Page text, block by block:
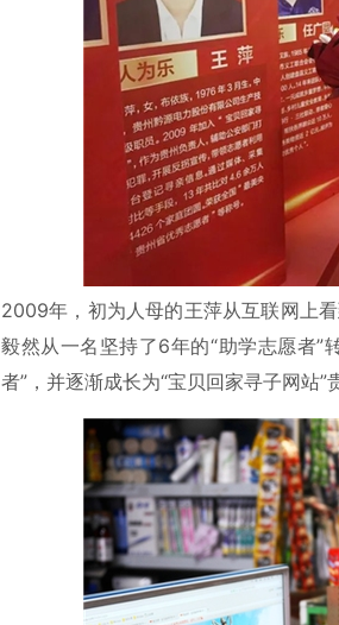
2009年，初为人母的王萍从互联网上
毅然从一名坚持了6年的“助学志愿者”
者”，并逐渐成长为“宝贝回家寻子网站”